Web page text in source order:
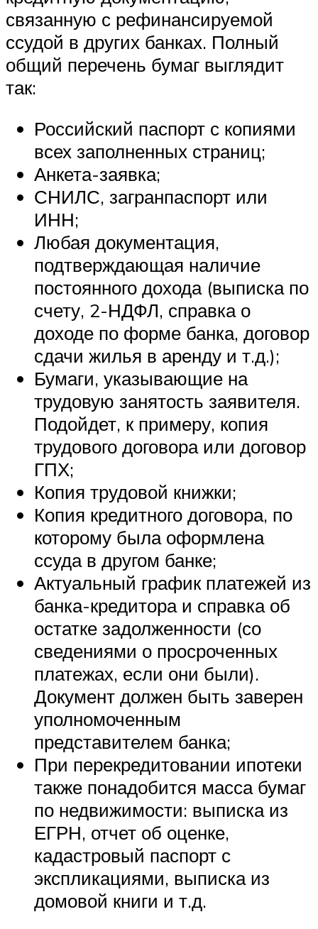
связанную с рефинансируемой
ссудой в других банках. Полный
общий перечень бумаг выглядит
так:
Российский паспорт с копиями
всех заполненных страниц;
Анкета-заявка;
СНИЛС, загранпаспорт или
ИНН;
Любая документация,
подтверждающая наличие
постоянного дохода (выписка по
счету, 2-НДФЛ, справка о
доходе по форме банка, договор
сдачи жилья в аренду и т.д.);
Бумаги, указывающие на
трудовую занятость заявителя.
Подойдет, к примеру, копия
трудового договора или договор
ГПХ;
Копия трудовой книжки;
Копия кредитного договора, по
которому была оформлена
ссуда в другом банке;
Актуальный график платежей из
банка-кредитора и справка об
остатке задолженности (со
сведениями о просроченных
платежах, если они были).
Документ должен быть заверен
уполномоченным
представителем банка;
При перекредитовании ипотеки
также понадобится масса бумаг
по недвижимости: выписка из
ЕГРН, отчет об оценке,
кадастровый паспорт с
экспликациями, выписка из
домовой книги и т.д.